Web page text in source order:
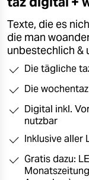
Texte, die es
die man
unbestechlich &
Die tägliche
Die
Digital inkl.
nutzbar
Inklusive aller
Gratis dazu: